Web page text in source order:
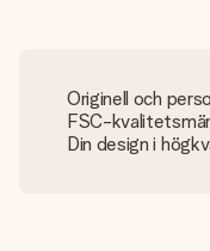
Originell och
FSC-
Din design i